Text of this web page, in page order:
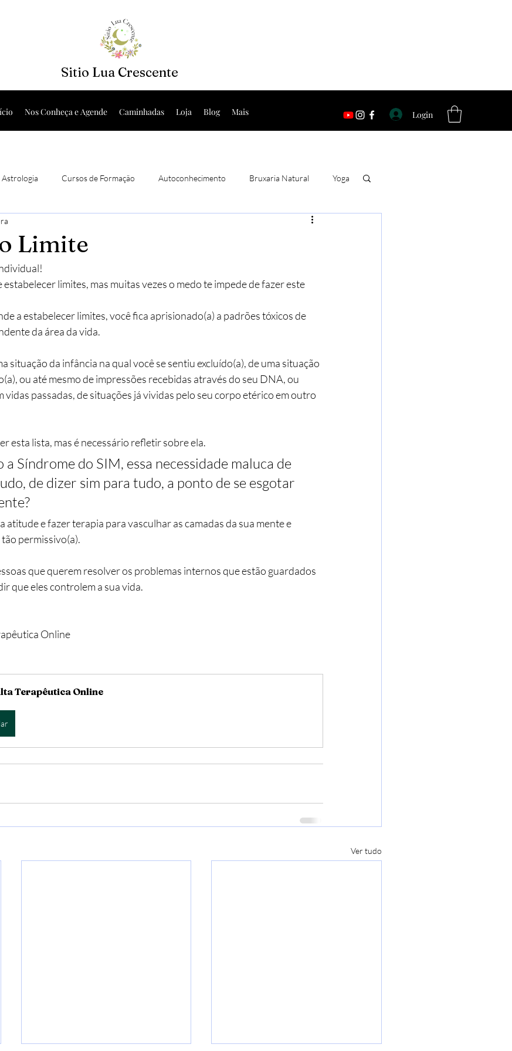
Sitio Lua Crescente
Nos Conheça e Agende Caminhadas Loja Blog Mais Login
Astrologia Cursos de Formação Autoconhecimento Bruxaria Natural Yoga
Limite
estabelecer limites, mas muitas vezes o medo te impede de fazer este
a estabelecer limites, você fica aprisionado(a) a padrões tóxicos de
da área da vida.
situação da infância na qual você se sentiu excluído(a), de uma situação
ou até mesmo de impressões recebidas através do seu DNA, ou
vidas passadas, de situações já vividas pelo seu corpo etérico em outro
esta lista, mas é necessário refletir sobre ela.
a Síndrome do SIM, essa necessidade maluca de
de dizer sim para tudo, a ponto de se esgotar
atitude e fazer terapia para vasculhar as camadas da sua mente e
permissivo(a).
que querem resolver os problemas internos que estão guardados
que eles controlem a sua vida.
Online
Terapêutica Online
Ver tudo